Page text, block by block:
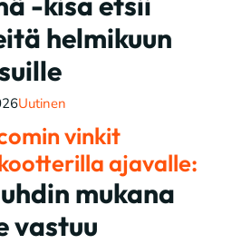
helmikuun
Uutinen
vinkit
ajavalle:
mukana
vastuu